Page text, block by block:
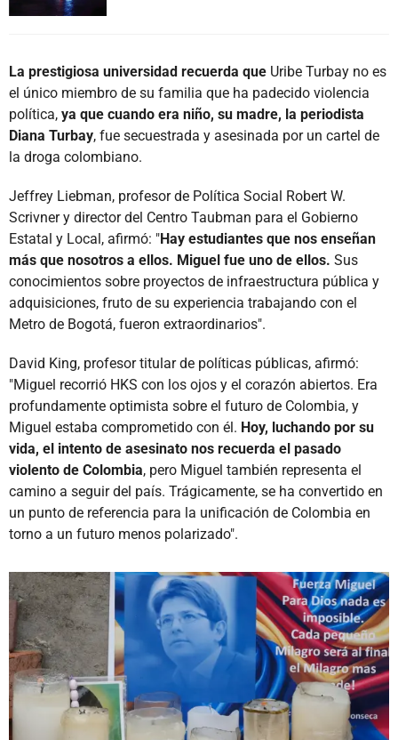
La prestigiosa universidad recuerda que Uribe Turbay no es
el único miembro de su familia que ha padecido violencia
política, ya que cuando era niño, su madre, la periodista
Diana Turbay, fue secuestrada y asesinada por un cartel de
la droga colombiano.
Jeffrey Liebman, profesor de Política Social Robert W.
Scrivner y director del Centro Taubman para el Gobierno
Estatal y Local, afirmó: "Hay estudiantes que nos enseñan
más que nosotros a ellos. Miguel fue uno de ellos. Sus
conocimientos sobre proyectos de infraestructura pública y
adquisiciones, fruto de su experiencia trabajando con el
Metro de Bogotá, fueron extraordinarios".
David King, profesor titular de políticas públicas, afirmó:
"Miguel recorrió HKS con los ojos y el corazón abiertos. Era
profundamente optimista sobre el futuro de Colombia, y
Miguel estaba comprometido con él. Hoy, luchando por su
vida, el intento de asesinato nos recuerda el pasado
violento de Colombia, pero Miguel también representa el
camino a seguir del país. Trágicamente, se ha convertido en
un punto de referencia para la unificación de Colombia en
torno a un futuro menos polarizado".